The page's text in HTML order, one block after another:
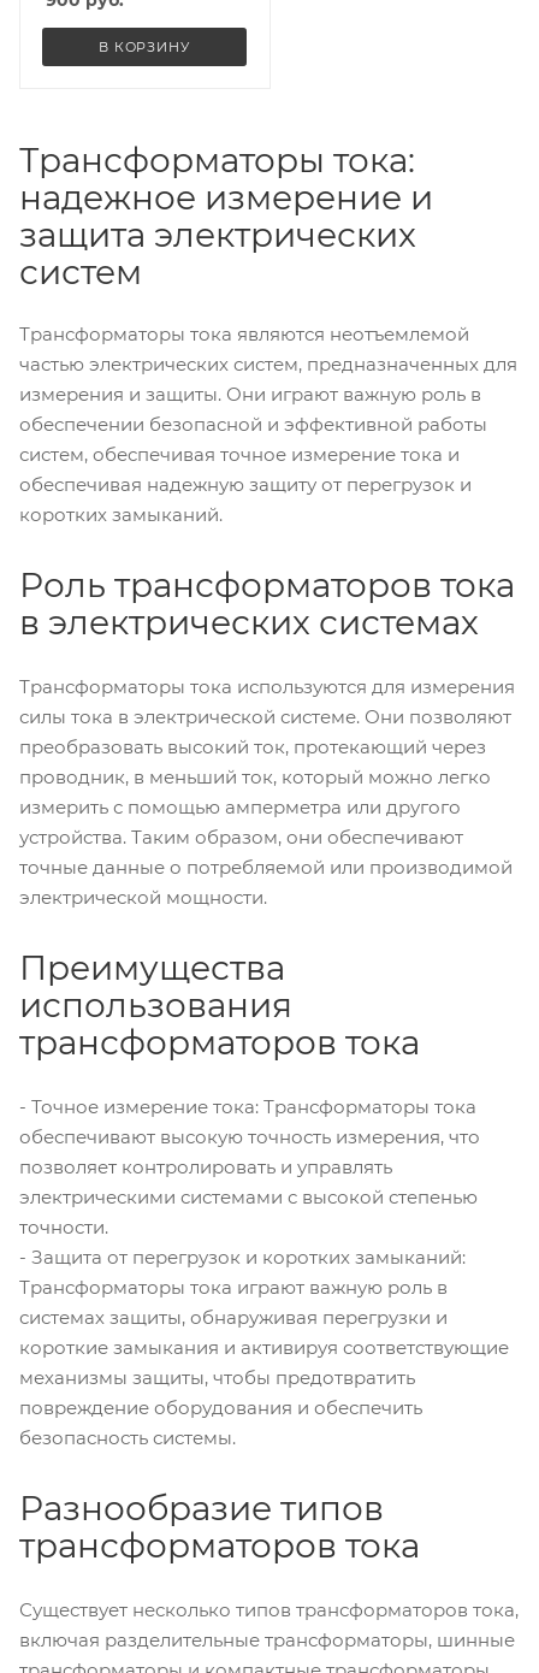
В КОРЗИНУ
Трансформаторы тока:
надежное измерение и
защита электрических
систем
Трансформаторы тока являются неотъемлемой
частью электрических систем, предназначенных для
измерения и защиты. Они играют важную роль в
обеспечении безопасной и эффективной работы
систем, обеспечивая точное измерение тока и
обеспечивая надежную защиту от перегрузок и
коротких замыканий.
Роль трансформаторов тока
в электрических системах
Трансформаторы тока используются для измерения
силы тока в электрической системе. Они позволяют
преобразовать высокий ток, протекающий через
проводник, в меньший ток, который можно легко
измерить с помощью амперметра или другого
устройства. Таким образом, они обеспечивают
точные данные о потребляемой или производимой
электрической мощности.
Преимущества
использования
трансформаторов тока
- Точное измерение тока: Трансформаторы тока
обеспечивают высокую точность измерения, что
позволяет контролировать и управлять
электрическими системами с высокой степенью
точности.
- Защита от перегрузок и коротких замыканий:
Трансформаторы тока играют важную роль в
системах защиты, обнаруживая перегрузки и
короткие замыкания и активируя соответствующие
механизмы защиты, чтобы предотвратить
повреждение оборудования и обеспечить
безопасность системы.
Разнообразие типов
трансформаторов тока
Существует несколько типов трансформаторов тока,
включая разделительные трансформаторы, шинные